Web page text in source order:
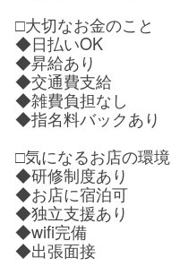
□大切なお金のこと
◆日払いOK
◆昇給あり
◆交通費支給
◆雑費負担なし
◆指名料バックあり
□気になるお店の環境
◆研修制度あり
◆お店に宿泊可
◆独立支援あり
◆wifi完備
◆出張面接